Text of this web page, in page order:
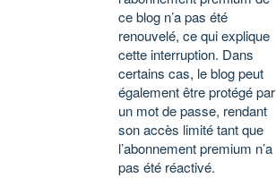
ce blog n’a pas été
renouvelé, ce qui explique
cette interruption. Dans
certains cas, le blog peut
également être protégé par
un mot de passe, rendant
son accès limité tant que
l’abonnement premium n’a
pas été réactivé.